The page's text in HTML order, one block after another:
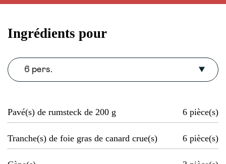
Ingrédients pour
6 pers.
Pavé(s) de rumsteck de 200 g 6 pièce(s)
Tranche(s) de foie gras de canard crue(s) 6 pièce(s)